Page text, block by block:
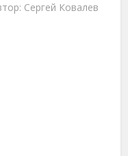
Сергей Ковалев